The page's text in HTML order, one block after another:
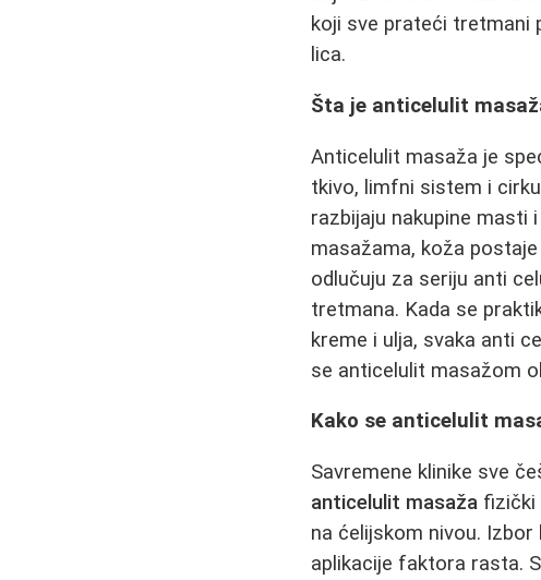
koji sve prateći tretmani
lica.
Šta je anticelulit
Anticelulit masaža je
tkivo, limfni sistem i
razbijaju nakupine masti
masažama, koža
odlučuju za seriju anti
tretmana. Kada se
kreme i ulja, svaka anti
se anticelulit masažom
Kako se anticelulit
Savremene klinike sve
anticelulit masaža fizički
na ćelijskom nivou. Izbor
aplikacije faktora rasta.